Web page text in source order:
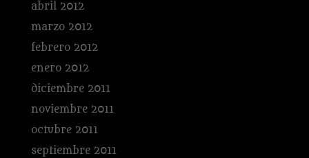
abril 2012
marzo 2012
febrero 2012
enero 2012
diciembre 2011
noviembre 2011
octubre 2011
septiembre 2011